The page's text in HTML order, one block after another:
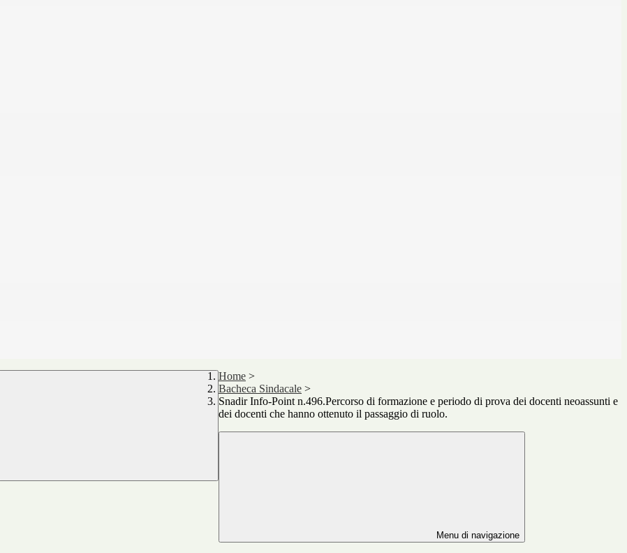
Home >
Bacheca Sindacale >
Snadir Info-Point n.496.Percorso di formazione e periodo di prova dei docenti neoassunti e
dei docenti che hanno ottenuto il passaggio di ruolo.
Menu di navigazione